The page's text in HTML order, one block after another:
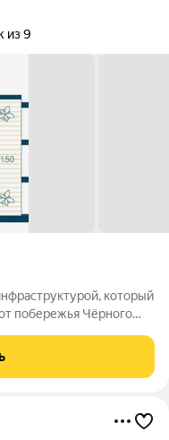
из 9
который
побережья Чёрного
включает: -
с